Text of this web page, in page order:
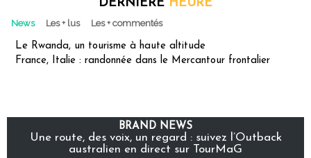
DERNIÈRE HEURE
News Les + lus Les + commentés
Le Rwanda, un tourisme à haute altitude
France, Italie : randonnée dans le Mercantour frontalier
BRAND NEWS
Une route, des voix, un regard : suivez l’Outback
australien en direct sur TourMaG